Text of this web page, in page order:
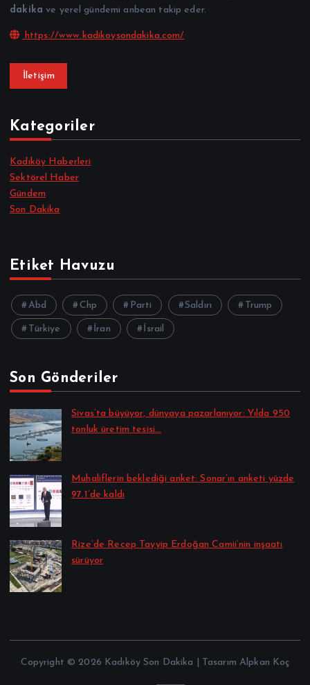
dakika ve yerel gündemi anbean takip eder.
https://www.kadikoysondakika.com/
İletişim
Kategoriler
Kadıköy Haberleri
Sektörel Haber
Gündem
Son Dakika
Etiket Havuzu
Abd Chp Parti Saldırı Trump
Türkiye İran İsrail
Son Gönderiler
Sivas’ta büyüyor, dünyaya pazarlanıyor: Yılda 950
tonluk üretim tesisi…
Muhaliflerin beklediği anket: Sonar’ın anketi yüzde
97.1’de kaldı
Rize’de Recep Tayyip Erdoğan Camii’nin inşaatı
sürüyor
Copyright © 2026 Kadıköy Son Dakika | Tasarım Alpkan Koç